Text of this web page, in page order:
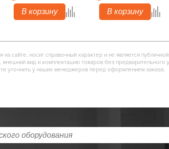
В корзину
В корзину
на сайте, носит справочный характер и не является
внешний вид и комплектацию товаров без предварительного
уточнить у наших менеджеров перед оформлением заказа.